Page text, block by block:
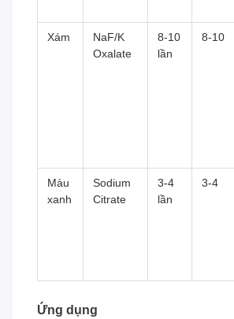
Xám
NaF/K
Oxalate
8-10
lần
8-10
Màu
xanh
Sodium
Citrate
3-4
lần
3-4
Ứng dụng